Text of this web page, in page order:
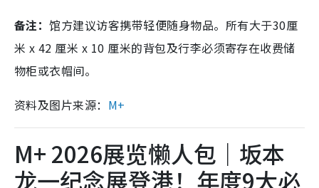
备注：馆方建议访客携带轻便随身物品。所有大于30厘
米 x 42 厘米 x 10 厘米的背包及行李必须寄存在收费储
物柜或衣帽间。
资料及图片来源： M+
M+ 2026展览懒人包｜坂本
龙一纪念展登港！年度9大必